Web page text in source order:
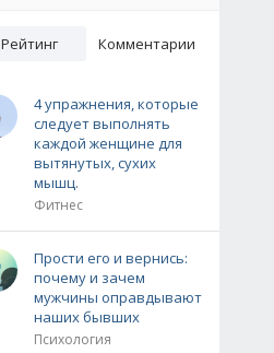
Рейтинг Комментарии
4 упражнения, которые
следует выполнять
каждой женщине для
вытянутых, сухих
мышц.
Фитнес
Прости его и вернись:
почему и зачем
мужчины оправдывают
наших бывших
Психология